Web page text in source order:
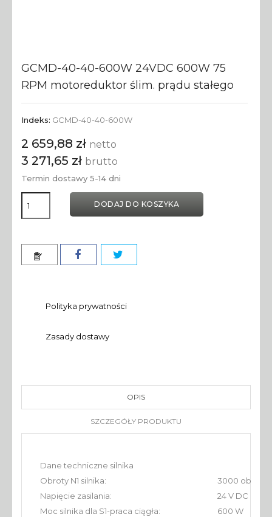
GCMD-40-40-600W 24VDC 600W 75
RPM motoreduktor ślim. prądu stałego
Indeks: GCMD-40-40-600W
2 659,88 zł netto
3 271,65 zł brutto
Termin dostawy 5-14 dni
DODAJ DO KOSZYKA
Polityka prywatności
Zasady dostawy
OPIS
SZCZEGÓŁY PRODUKTU
Dane techniczne silnika
Obroty N1 silnika:
3000 obr/min
Napięcie zasilania:
24 V DC
Moc silnika dla S1-praca ciągła:
600 W